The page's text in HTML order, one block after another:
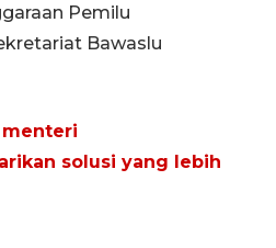
Pemilu
Bawaslu
solusi yang lebih